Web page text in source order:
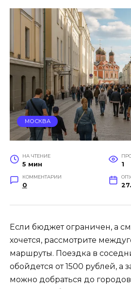
МОСКВА
НА ЧТЕНИЕ
5 мин 1
КОММЕНТАРИИ
0
Если бюджет ограничен, а
хочется, рассмотрите
маршруты. Поездка в
обойдется от 1500 рублей, а
можно добраться до городов